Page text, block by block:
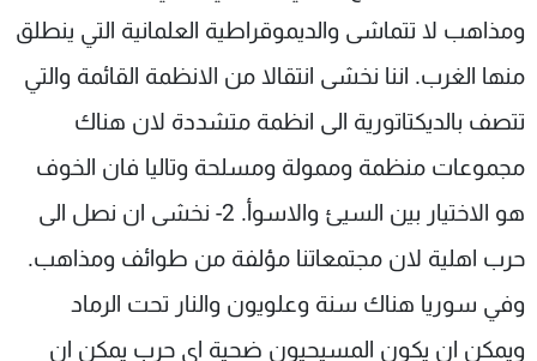
ومذاهب لا تتماشى والديموقراطية العلمانية التي ينطلق
منها الغرب. اننا نخشى انتقالا من الانظمة القائمة والتي
تتصف بالديكتاتورية الى انظمة متشددة لان هناك
مجموعات منظمة وممولة ومسلحة وتاليا فان الخوف
هو الاختيار بين السيئ والاسوأ. 2- نخشى ان نصل الى
حرب اهلية لان مجتمعاتنا مؤلفة من طوائف ومذاهب.
وفي سوريا هناك سنة وعلويون والنار تحت الرماد
ويمكن ان يكون المسيحيون ضحية اي حرب يمكن ان